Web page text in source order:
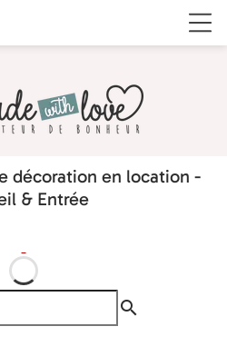
décoration en location -
& Entrée
search